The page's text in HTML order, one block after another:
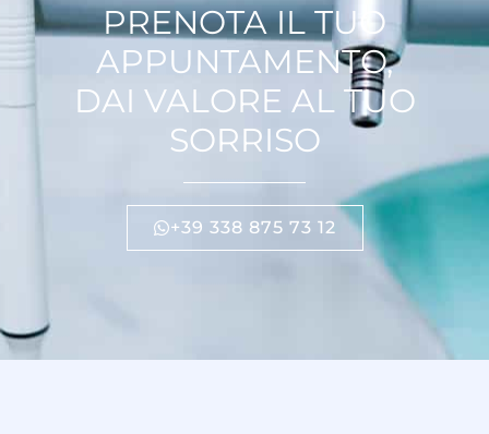
PRENOTA IL TUO
APPUNTAMENTO,
DAI VALORE AL TUO
SORRISO
+39 338 875 73 12​